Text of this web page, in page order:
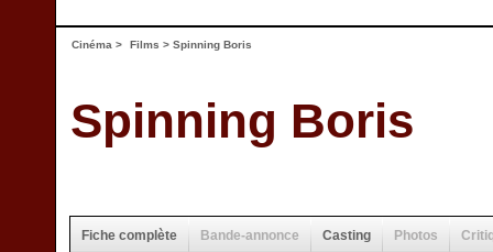
Cinéma > Films > Spinning Boris
Spinning Boris
Fiche complète Bande-annonce Casting Photos